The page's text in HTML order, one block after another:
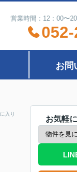
営業時間：12：00〜
お問
入り
お気軽